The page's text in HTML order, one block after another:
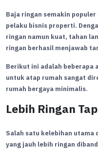
Baja ringan semakin
pelaku bisnis properti.
ringan namun kuat, tahan
ringan berhasil menjawab
Berikut ini adalah beberapa
untuk atap rumah sangat
rumah bergaya minimalis.
Lebih Ringan
Salah satu kelebihan utama
yang jauh lebih ringan